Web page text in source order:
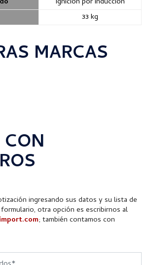
33 kg
MARCAS
ingresando sus datos y su lista de
otra opción es escribirnos al
; también contamos con